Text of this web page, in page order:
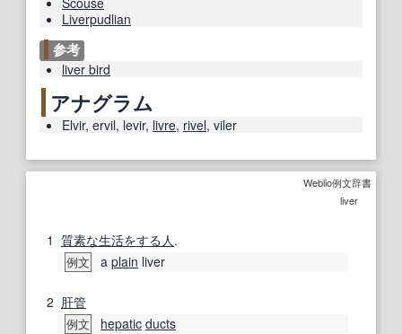
Liverpudlian
参考
liver bird
アナグラム
Elvir, ervil, levir, livre, rivel, viler
Weblio例文辞書
liver
1 質素な生活をする 人.
例文 a plain liver
2 肝管
例文 hepatic ducts